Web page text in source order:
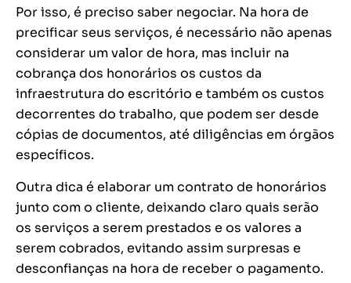
Por isso, é preciso saber negociar. Na hora de
precificar seus serviços, é necessário não apenas
considerar um valor de hora, mas incluir na
cobrança dos honorários os custos da
infraestrutura do escritório e também os custos
decorrentes do trabalho, que podem ser desde
cópias de documentos, até diligências em órgãos
específicos.
Outra dica é elaborar um contrato de honorários
junto com o cliente, deixando claro quais serão
os serviços a serem prestados e os valores a
serem cobrados, evitando assim surpresas e
desconfianças na hora de receber o pagamento.